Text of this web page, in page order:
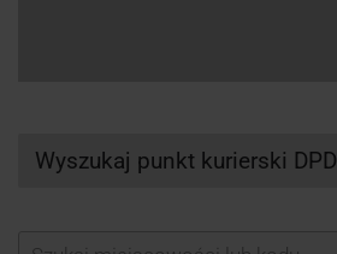
Wyszukaj punkt kurierski DPD